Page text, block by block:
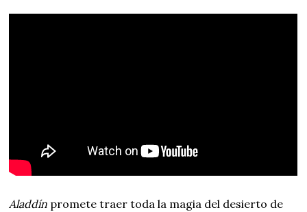
Aladdín promete traer toda la magia del desierto de